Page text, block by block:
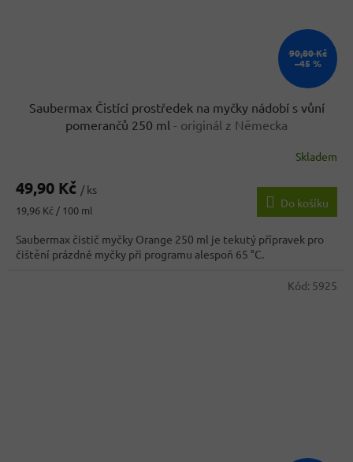
90,80 Kč
–45 %
Saubermax Čistící prostředek na myčky nádobí s vůní
pomerančů 250 ml - originál z Německa
Skladem
49,90 Kč / ks
Měrná
19,96 Kč / 100 ml
Do košíku
Saubermax čistič myčky Orange 250 ml je tekutý přípravek pro
čištění prázdné myčky při programu alespoň 65 °C.
Kód: 5925